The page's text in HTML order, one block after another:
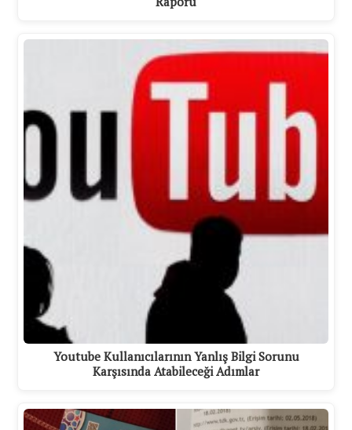
Youtube Kullanıcılarının Yanlış Bilgi Sorunu
Karşısında Atabileceği Adımlar